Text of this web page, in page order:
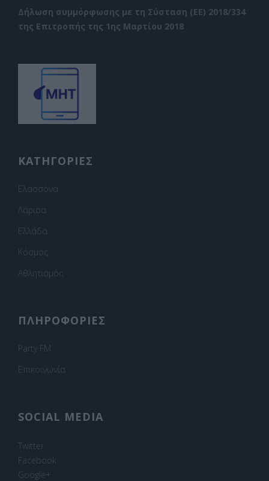
Δήλωση συμμόρφωσης με τη Σύσταση (ΕΕ) 2018/334
της Επιτροπής της 1ης Μαρτίου 2018
ΚΑΤΗΓΟΡΙΕΣ
Ελασσόνα
Λάρισα
Ελλάδα
Κόσμος
Αθλητισμός
ΠΛΗΡΟΦΟΡΙΕΣ
Party FM
Επικοινωνία
SOCIAL MEDIA
Twitter
Facebook
Google+